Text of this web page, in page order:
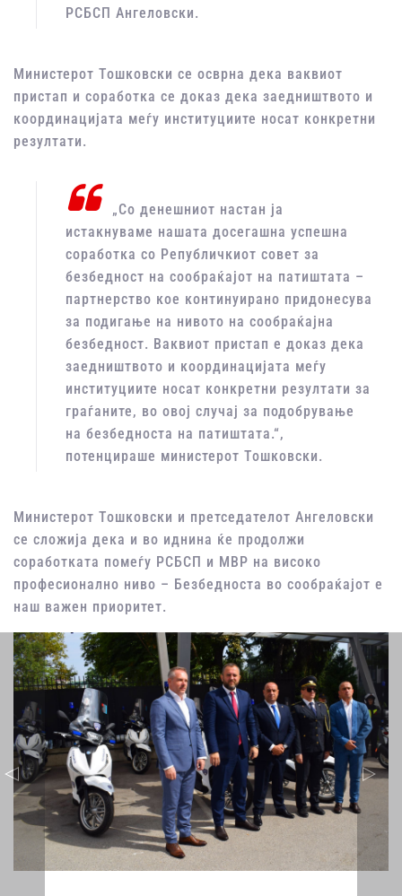
РСБСП Ангеловски.
Министерот Тошковски се осврна дека ваквиот
пристап и соработка се доказ дека заедништвото и
координацијата меѓу институциите носат конкретни
резултати.
„Со денешниот настан ја
истакнуваме нашата досегашна успешна
соработка со Републичкиот совет за
безбедност на сообраќајот на патиштата –
партнерство кое континуирано придонесува
за подигање на нивото на сообраќајна
безбедност. Ваквиот пристап е доказ дека
заедништвото и координацијата меѓу
институциите носат конкретни резултати за
граѓаните, во овој случај за подобрување
на безбедноста на патиштата.“,
потенцираше министерот Тошковски.
Министерот Тошковски и претседателот Ангеловски
се сложија дека и во иднина ќе продолжи
соработката помеѓу РСБСП и МВР на високо
професионално ниво – Безбедноста во сообраќајот е
наш важен приоритет.